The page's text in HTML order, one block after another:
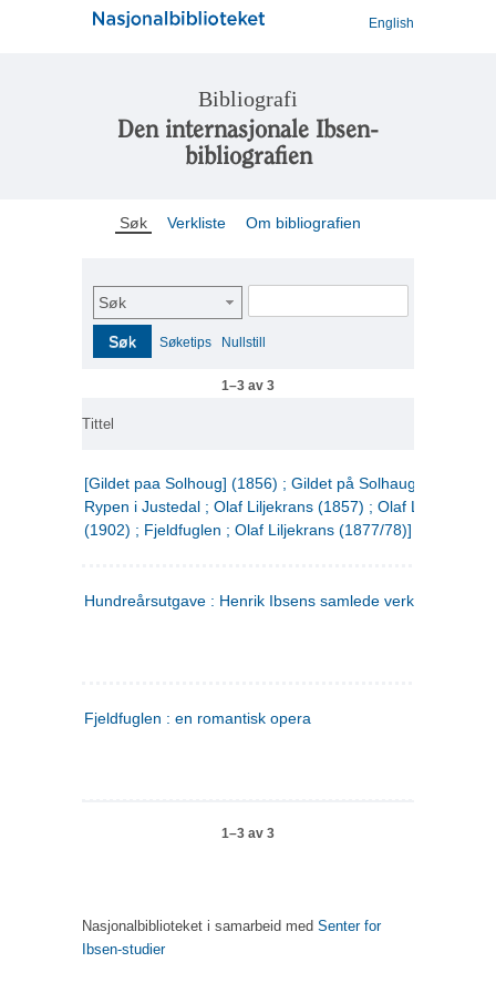
English
Bibliografi
Den internasjonale Ibsen-
bibliografien
Søk Verkliste Om bibliografien
Søk
Søk Søketips Nullstill
1–3 av 3
Tittel
[Gildet paa Solhoug] (1856) ; Gildet på Solhaug (1883) ;
Rypen i Justedal ; Olaf Liljekrans (1857) ; Olaf Liljekrans
(1902) ; Fjeldfuglen ; Olaf Liljekrans (1877/78)]
Hundreårsutgave : Henrik Ibsens samlede verker. 3
Fjeldfuglen : en romantisk opera
1–3 av 3
Nasjonalbiblioteket i samarbeid med Senter for
Ibsen-studier